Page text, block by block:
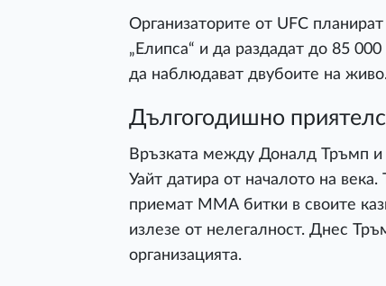
Организаторите от UFC
„Елипса“ и да раздадат до 85
да наблюдават двубоите на живо.
Дългогодишно
Връзката между Доналд Тръмп и
Уайт датира от началото на
приемат ММА битки в своите
излезе от нелегалност. Днес
организацията.